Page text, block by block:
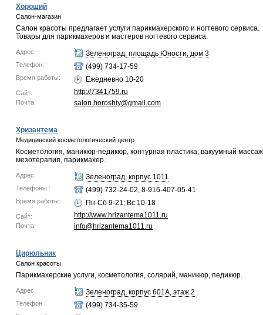
Хороший
Салон-магазин
Салон красоты предлагает услуги парикмахерского и ногтевого сервиса.
Товары для парикмахеров и мастеров ногтевого сервиса.
Адрес: Зеленоград, площадь Юности, дом 3
Телефон : (499) 734-17-59
Время работы: Ежедневно 10-20
Сайт: http://7341759.ru
Почта: salon.horoshiy@gmail.com
Хризантема
Медицинский косметологический центр
Косметология, маникюр-педикюр, контурная пластика, вакуумный
мезотерапия, парикмахер.
Адрес: Зеленоград, корпус 1011
Телефоны : (499) 732-24-02, 8-916-407-05-41
Время работы: Пн-Сб 9-21; Вс 10-18
Сайт: http://www.hrizantema1011.ru
Почта: info@hrizantema1011.ru
Цирюльник
Салон красоты
Парикмахерские услуги, косметология, солярий, маникюр, педикюр.
Адрес: Зеленоград, корпус 601А, этаж 2
Телефон : (499) 734-35-59